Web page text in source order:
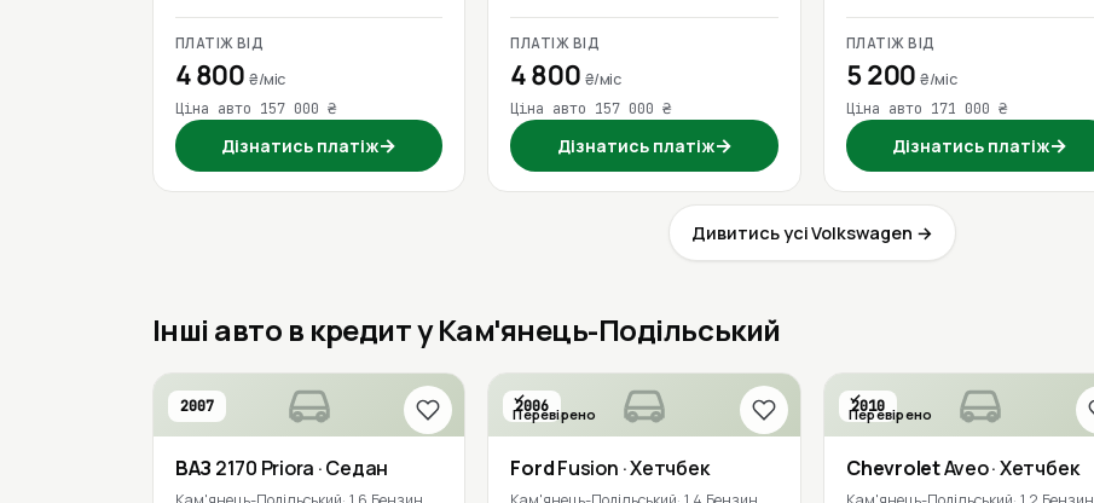
ПЛАТІЖ ВІД
4 800₴/міс
Ціна авто 157 000 ₴
Дізнатись платіж→
ПЛАТІЖ ВІД
4 800 ₴/міс
Ціна авто 157 000 ₴
Дізнатись платіж→
ПЛАТІЖ ВІД
5 200₴/міс
Ціна авто 171 000 ₴
Дізнатись платіж→
Дивитись усі Volkswagen →
Інші авто в кредит у Кам'янець-Подільський
2007
ВАЗ 2170 Priora · Седан
2006
Перевірено
FordFusion · Хетчбек
2010
Перевірено
ChevroletAveo· Хетчбек